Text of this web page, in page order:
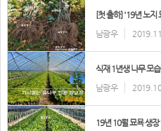
[첫 출하] '19년 노지
남광우
식재 1년생 나무 모
남광우
19년 10월 묘묙 생장